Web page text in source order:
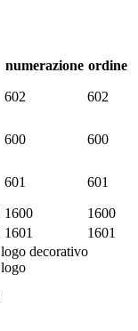
numerazione ordine
602 602
600 600
601 601
1600
1600
1601 1601